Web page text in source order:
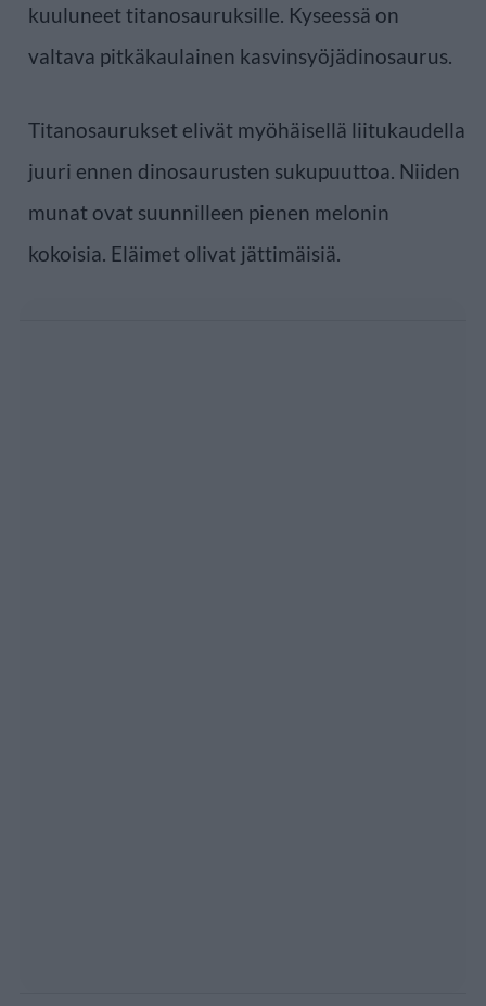
kuuluneet titanosauruksille. Kyseessä on
valtava pitkäkaulainen kasvinsyöjädinosaurus.
Titanosaurukset elivät myöhäisellä liitukaudella
juuri ennen dinosaurusten sukupuuttoa. Niiden
munat ovat suunnilleen pienen melonin
kokoisia. Eläimet olivat jättimäisiä.